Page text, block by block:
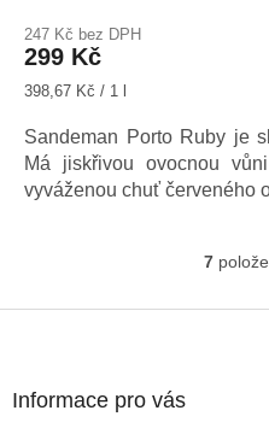
247 Kč bez DPH
299 Kč
Měrná
398,67 Kč / 1 l
Sandeman Porto Ruby je
Má jiskřivou ovocnou
vyváženou chuť červeného
7
Informace pro vás